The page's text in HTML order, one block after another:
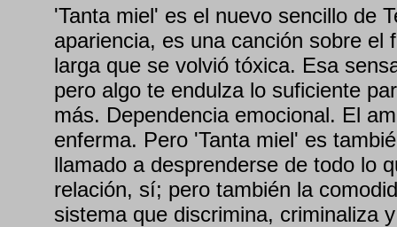
'Tanta miel' es el nuevo sencillo de
apariencia, es una canción sobre el
larga que se volvió tóxica. Esa
pero algo te endulza lo suficiente
más. Dependencia emocional. El
enferma. Pero 'Tanta miel' es
llamado a desprenderse de todo lo
relación, sí; pero también la
sistema que discrimina, criminaliza